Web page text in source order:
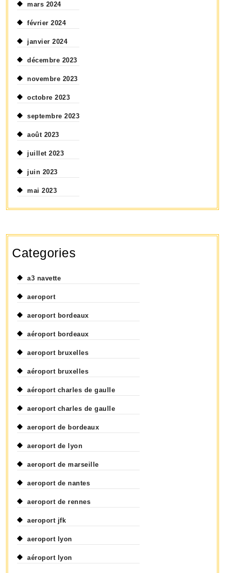
mars 2024
février 2024
janvier 2024
décembre 2023
novembre 2023
octobre 2023
septembre 2023
août 2023
juillet 2023
juin 2023
mai 2023
Categories
a3 navette
aeroport
aeroport bordeaux
aéroport bordeaux
aeroport bruxelles
aéroport bruxelles
aéroport charles de gaulle
aeroport charles de gaulle
aeroport de bordeaux
aeroport de lyon
aeroport de marseille
aeroport de nantes
aeroport de rennes
aeroport jfk
aeroport lyon
aéroport lyon